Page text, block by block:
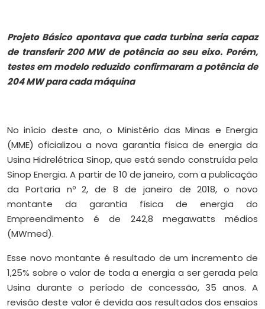
Projeto Básico apontava que cada turbina seria capaz
de transferir 200 MW de potência ao seu eixo. Porém,
testes em modelo reduzido confirmaram a potência de
204 MW para cada máquina
No início deste ano, o Ministério das Minas e Energia
(MME) oficializou a nova garantia física de energia da
Usina Hidrelétrica Sinop, que está sendo construída pela
Sinop Energia. A partir de 10 de janeiro, com a publicação
da Portaria nº 2, de 8 de janeiro de 2018, o novo
montante da garantia física de energia do
Empreendimento é de 242,8 megawatts médios
(MWmed).
Esse novo montante é resultado de um incremento de
1,25% sobre o valor de toda a energia a ser gerada pela
Usina durante o período de concessão, 35 anos. A
revisão deste valor é devida aos resultados dos ensaios